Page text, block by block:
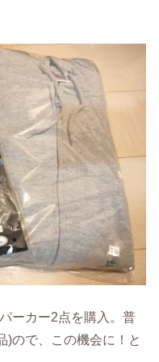
ーカー2点を購入。普
)ので、この機会に！と